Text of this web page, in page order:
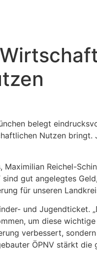
belegt
Nutzen
Reichel-
gut angelegtes
für unseren
und Jugendticket.
um diese
verbessert,
ÖPNV stärkt